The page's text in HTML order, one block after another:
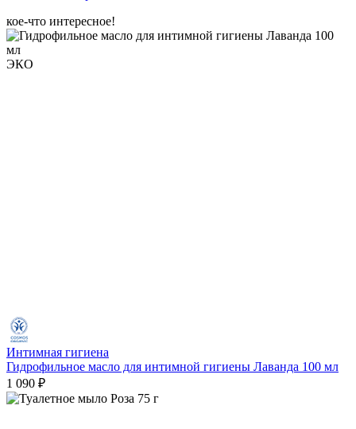
кое-что интересное!
ЭКО
Интимная гигиена
Гидрофильное масло для интимной гигиены Лаванда 100 мл
1 090 ₽